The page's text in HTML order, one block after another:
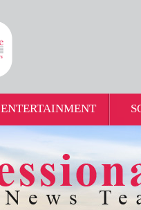
ENTERTAINMENT